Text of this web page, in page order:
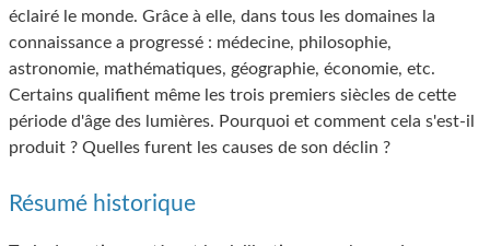
éclairé le monde. Grâce à elle, dans tous les domaines la
connaissance a progressé : médecine, philosophie,
astronomie, mathématiques, géographie, économie, etc.
Certains qualifient même les trois premiers siècles de cette
période d'âge des lumières. Pourquoi et comment cela s'est-il
produit ? Quelles furent les causes de son déclin ?
Résumé historique